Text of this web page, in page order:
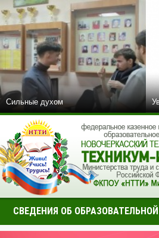
Сильные духом
СВЕДЕНИЯ ОБ